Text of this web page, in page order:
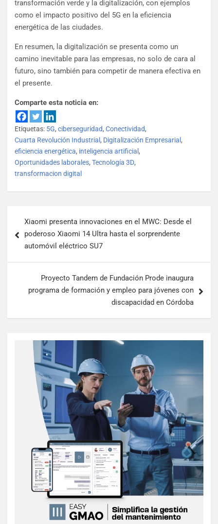
transformación verde y la digitalización, con ejemplos
como el impacto positivo del 5G en la eficiencia
energética de las ciudades.
En resumen, la digitalización se presenta como un
camino inevitable para las empresas, no solo de cara al
futuro, sino también para competir de manera efectiva en
el presente.
Comparte esta noticia en:
Etiquetas: 5G, ciberseguridad, Conectividad,
Cuarta Revolución Industrial , Digitalización Empresarial ,
eficiencia energética, inteligencia artificial ,
Oportunidades laborales, Tecnología 3D,
transformacion digital
Xiaomi presenta innovaciones en el MWC: Desde el
poderoso Xiaomi 14 Ultra hasta el sorprendente
automóvil eléctrico SU7
Proyecto Tandem de Fundación Prode inaugura
programa de formación y empleo para jóvenes con
discapacidad en Córdoba